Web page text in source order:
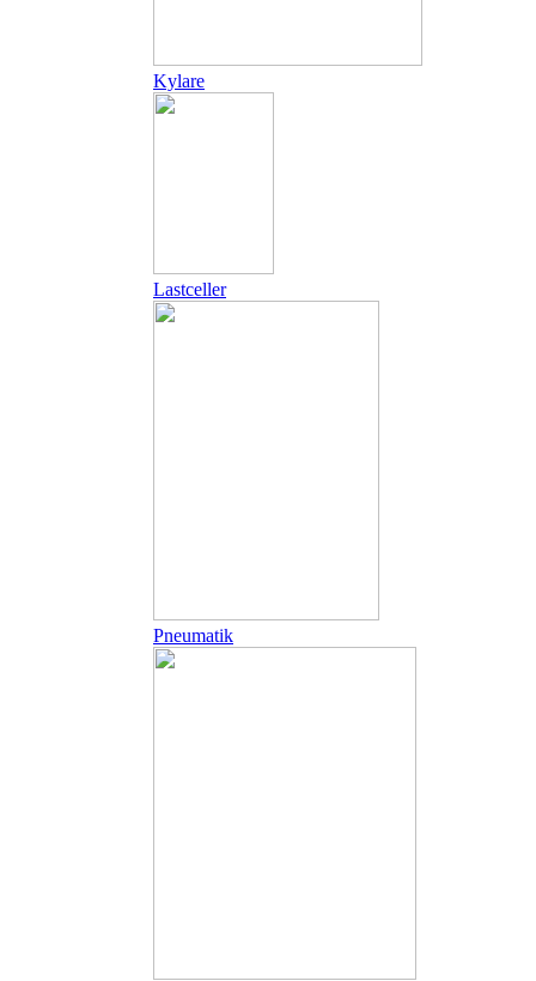
Kylare
Lastceller
Pneumatik